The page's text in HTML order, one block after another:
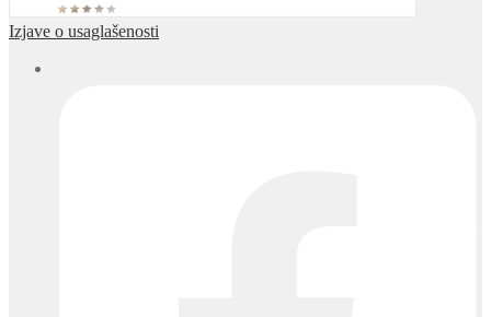
Izjave o usaglašenosti